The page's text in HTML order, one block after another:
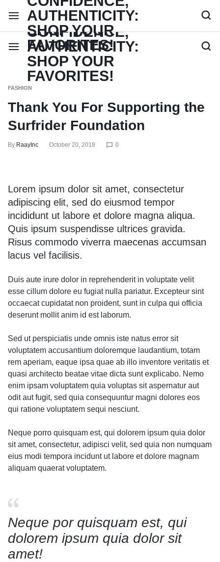
FASHION
Thank You For Supporting the
Surfrider Foundation
By RaayInc October 20, 2018 0
Lorem ipsum dolor sit amet, consectetur
adipiscing elit, sed do eiusmod tempor
incididunt ut labore et dolore magna aliqua.
Quis ipsum suspendisse ultrices gravida.
Risus commodo viverra maecenas accumsan
lacus vel facilisis.
Duis aute irure dolor in reprehenderit in voluptate velit
esse cillum dolore eu fugiat nulla pariatur. Excepteur sint
occaecat cupidatat non proident, sunt in culpa qui officia
deserunt mollit anim id est laborum.
Sed ut perspiciatis unde omnis iste natus error sit
voluptatem accusantium doloremque laudantium, totam
rem aperiam, eaque ipsa quae ab illo inventore veritatis et
quasi architecto beatae vitae dicta sunt explicabo. Nemo
enim ipsam voluptatem quia voluptas sit aspernatur aut
odit aut fugit, sed quia consequuntur magni dolores eos
qui ratione voluptatem sequi nesciunt.
Neque porro quisquam est, qui dolorem ipsum quia dolor
sit amet, consectetur, adipisci velit, sed quia non numquam
eius modi tempora incidunt ut labore et dolore magnam
aliquam quaerat voluptatem.
Neque por quisquam est, qui
dolorem ipsum quia dolor sit
amet!